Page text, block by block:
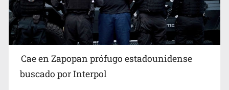
Al archivo la mitad de quejas contra el Siapa
Cae en Zapopan prófugo estadounidense
buscado por Interpol